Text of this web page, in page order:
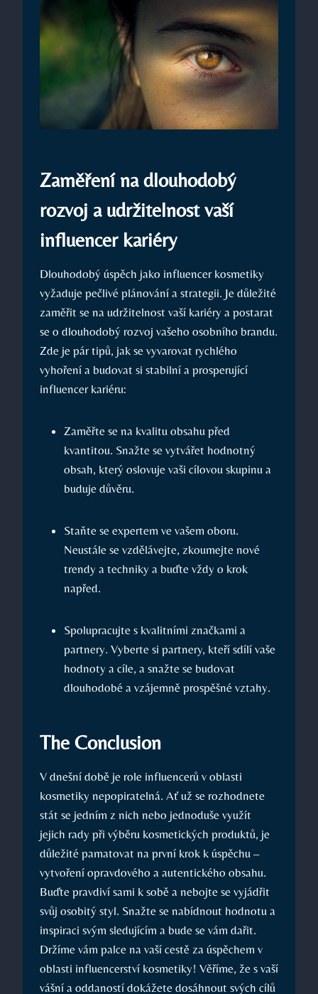
Zaměření na dlouhodobý
rozvoj a udržitelnost vaší
influencer kariéry
Dlouhodobý úspěch jako influencer kosmetiky
vyžaduje pečlivé plánování a strategii. Je důležité
zaměřit se na udržitelnost vaší kariéry a postarat
se o dlouhodobý rozvoj vašeho osobního brandu.
Zde je pár tipů, jak se vyvarovat rychlého
vyhoření a budovat si stabilní a prosperující
influencer kariéru:
Zaměřte se na kvalitu obsahu před
kvantitou. Snažte se vytvářet hodnotný
obsah, který oslovuje vaši cílovou skupinu a
buduje důvěru.
Staňte se expertem ve vašem oboru.
Neustále se vzdělávejte, zkoumejte nové
trendy a techniky a buďte vždy o krok
napřed.
Spolupracujte s kvalitními značkami a
partnery. Vyberte si partnery, kteří sdílí vaše
hodnoty a cíle, a snažte se budovat
dlouhodobé a vzájemně prospěšné vztahy.
The Conclusion
V dnešní době je role influencerů v oblasti
kosmetiky nepopiratelná. Ať už se rozhodnete
stát se jedním z nich nebo jednoduše využít
jejich rady při výběru kosmetických produktů, je
důležité pamatovat na první krok k úspěchu –
vytvoření opravdového a autentického obsahu.
Buďte pravdiví sami k sobě a nebojte se vyjádřit
svůj osobitý styl. Snažte se nabídnout hodnotu a
inspiraci svým sledujícím a bude se vám dařit.
Držíme vám palce na vaší cestě za úspěchem v
oblasti influencerství kosmetiky! Věříme, že s vaší
vášní a oddaností dokážete dosáhnout svých cílů